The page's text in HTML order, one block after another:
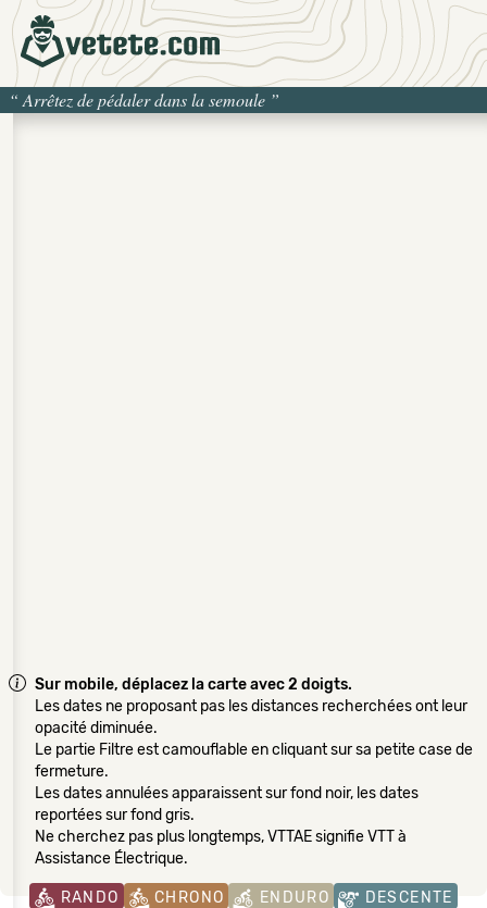
“ Arrêtez de pédaler dans la semoule ”
Sur mobile, déplacez la carte avec 2 doigts.
Les dates ne proposant pas les distances recherchées ont leur
opacité diminuée.
Le partie Filtre est camouflable en cliquant sur sa petite case de
fermeture.
Les dates annulées apparaissent sur fond noir, les dates
reportées sur fond gris.
Ne cherchez pas plus longtemps, VTTAE signifie VTT à
Assistance Électrique.
RANDO CHRONO ENDURO
DESCENTE